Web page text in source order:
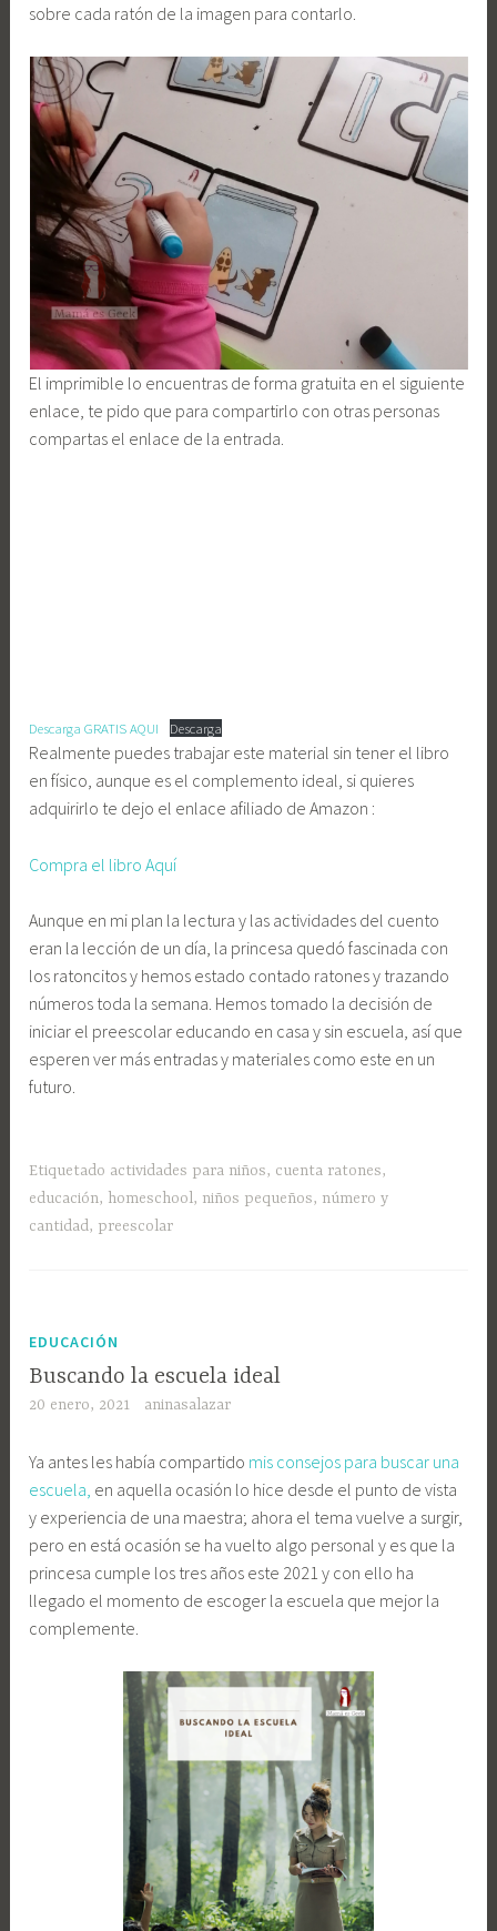
sobre cada ratón de la imagen para contarlo.
El imprimible lo encuentras de forma gratuita en el siguiente
enlace, te pido que para compartirlo con otras personas
compartas el enlace de la entrada.
Descarga GRATIS AQUI Descarga
Realmente puedes trabajar este material sin tener el libro
en físico, aunque es el complemento ideal, si quieres
adquirirlo te dejo el enlace afiliado de Amazon :
Compra el libro Aquí
Aunque en mi plan la lectura y las actividades del cuento
eran la lección de un día, la princesa quedó fascinada con
los ratoncitos y hemos estado contado ratones y trazando
números toda la semana. Hemos tomado la decisión de
iniciar el preescolar educando en casa y sin escuela, así que
esperen ver más entradas y materiales como este en un
futuro.
Etiquetado actividades para niños, cuenta ratones,
educación, homeschool, niños pequeños, número y
cantidad, preescolar
EDUCACIÓN
Buscando la escuela ideal
20 enero, 2021 aninasalazar
Ya antes les había compartido mis consejos para buscar una
escuela, en aquella ocasión lo hice desde el punto de vista
y experiencia de una maestra; ahora el tema vuelve a surgir,
pero en está ocasión se ha vuelto algo personal y es que la
princesa cumple los tres años este 2021 y con ello ha
llegado el momento de escoger la escuela que mejor la
complemente.